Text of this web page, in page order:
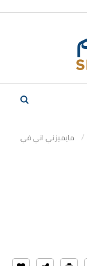
مايميزني اني في